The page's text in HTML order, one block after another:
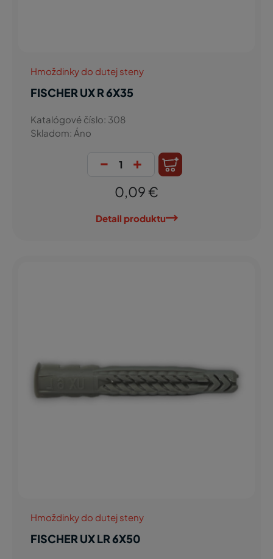
Hmoždinky do dutej steny
FISCHER UX R 6X35
Katalógové číslo: 308
Skladom: Áno
- +
0,09 €
Detail produktu
Hmoždinky do dutej steny
FISCHER UX LR 6X50